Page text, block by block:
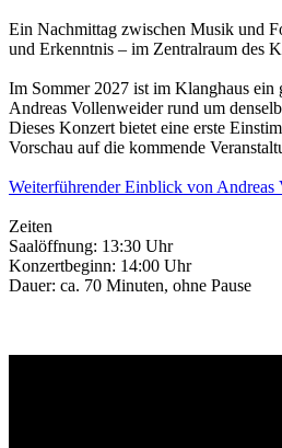
Ein Nachmittag zwischen Musik und
und Erkenntnis – im Zentralraum des
Im Sommer 2027 ist im Klanghaus ein
Andreas Vollenweider rund um
Dieses Konzert bietet eine erste
Vorschau auf die kommende
Weiterführender Einblick von Andreas
Zeiten
Saalöffnung: 13:30 Uhr
Konzertbeginn: 14:00 Uhr
Dauer: ca. 70 Minuten, ohne Pause